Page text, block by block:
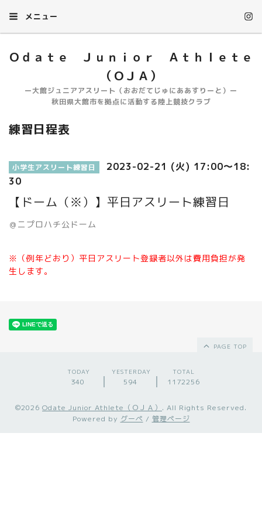
メニュー
Ｏｄａｔｅ Ｊｕｎｉｏｒ Ａｔｈｌｅｔｅ
（ＯＪＡ）
ー大館ジュニアアスリート（おおだてじゅにああすりーと）ー
秋田県大館市を拠点に活動する陸上競技クラブ
練習日程表
小学生アスリート練習日
2023-02-21 (火) 17:00～18:
30
【ドーム（※）】平日アスリート練習日
＠ニプロハチ公ドーム
※（例年どおり）平日アスリート登録者以外は費用負担が発
生します。
PAGE TOP
TODAY
340
YESTERDAY
594
TOTAL
1172256
©2026 Odate Junior Athlete（ＯＪＡ） . All Rights Reserved.
Powered by グーペ / 管理ページ